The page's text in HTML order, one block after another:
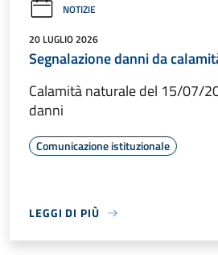
NOTIZIE
20 LUGLIO 2026
Segnalazione danni da
Calamità naturale del 15/07/
danni
Comunicazione istituzionale
LEGGI DI PIÙ